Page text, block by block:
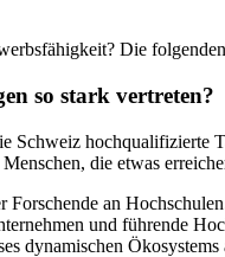
Die
so stark vertreten?
Schweiz
die etwas
an
und führende
dynamischen Ökosystems